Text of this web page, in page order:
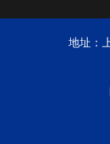
地址：